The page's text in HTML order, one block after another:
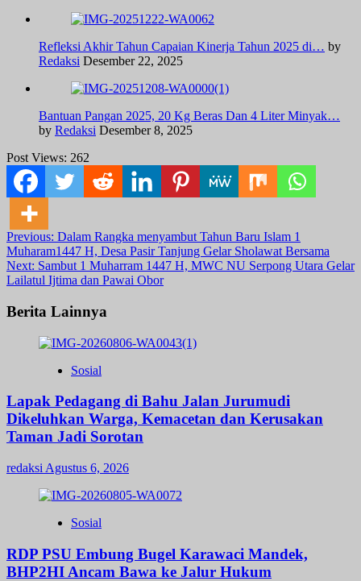
Refleksi Akhir Tahun Capaian Kinerja Tahun 2025 di… by
Redaksi Desember 22, 2025
Bantuan Pangan 2025, 20 Kg Beras Dan 4 Liter Minyak…
by Redaksi Desember 8, 2025
Post Views: 262
Post
navigation
Previous: Dalam Rangka menyambut Tahun Baru Islam 1
Muharam1447 H, Desa Pasir Tanjung Gelar Sholawat Bersama
Next: Sambut 1 Muharram 1447 H, MWC NU Serpong Utara Gelar
Lailatul Ijtima dan Pawai Obor
Berita Lainnya
Sosial
Lapak Pedagang di Bahu Jalan Jurumudi
Dikeluhkan Warga, Kemacetan dan Kerusakan
Taman Jadi Sorotan
redaksi Agustus 6, 2026
Sosial
RDP PSU Embung Bugel Karawaci Mandek,
BHP2HI Ancam Bawa ke Jalur Hukum